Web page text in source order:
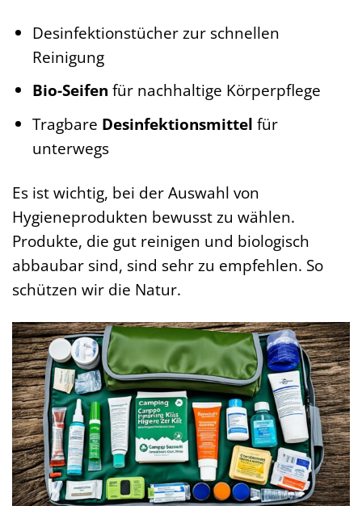
Desinfektionstücher zur schnellen
Reinigung
Bio-Seifen für nachhaltige Körperpflege
Tragbare Desinfektionsmittel für
unterwegs
Es ist wichtig, bei der Auswahl von
Hygieneprodukten bewusst zu wählen.
Produkte, die gut reinigen und biologisch
abbaubar sind, sind sehr zu empfehlen. So
schützen wir die Natur.